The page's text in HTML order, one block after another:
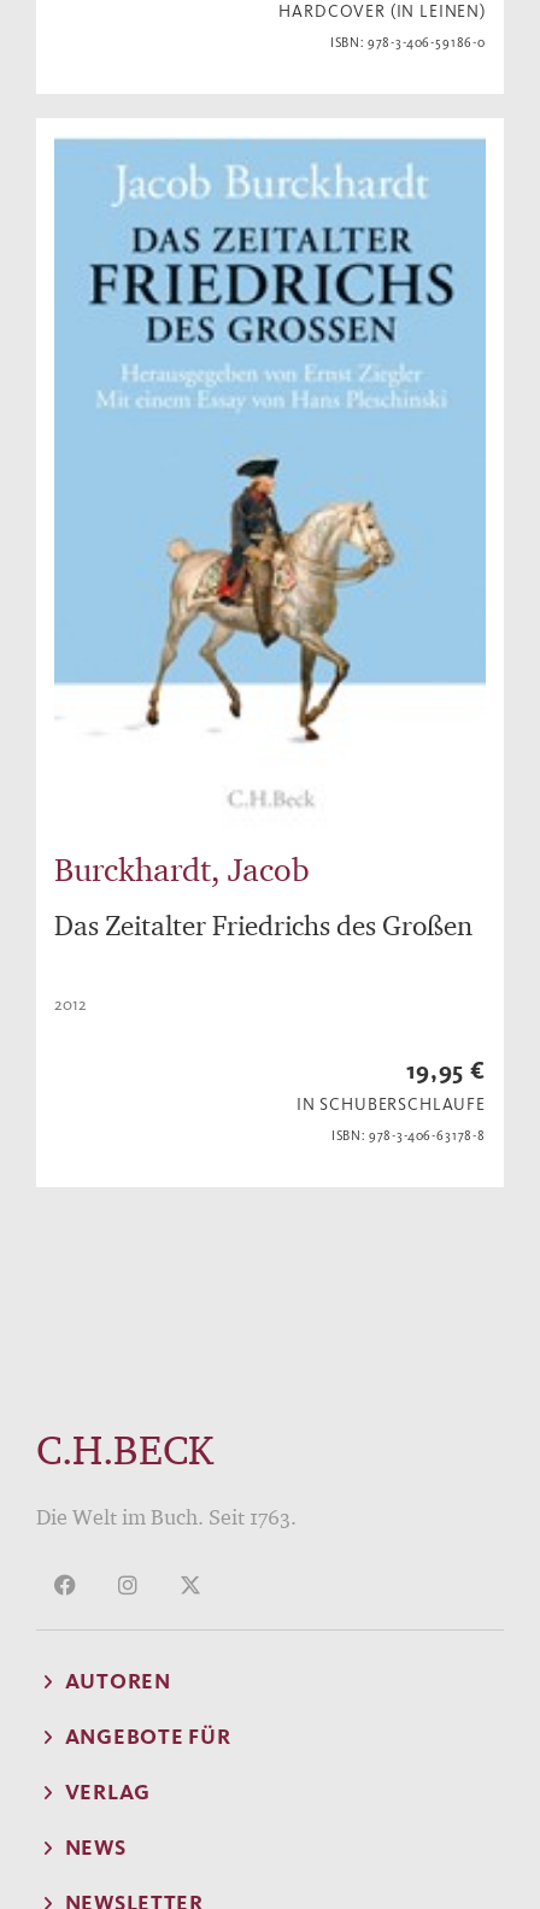
HARDCOVER (IN LEINEN)
ISBN: 978-3-406-59186-0
Burckhardt, Jacob
Das Zeitalter Friedrichs des Großen
2012
19,95 €
IN SCHUBERSCHLAUFE
ISBN: 978-3-406-63178-8
C.H.BECK
Die Welt im Buch. Seit 1763.
AUTOREN
ANGEBOTE FÜR
VERLAG
NEWS
NEWSLETTER